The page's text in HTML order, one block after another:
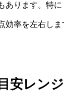
あります。特
効率を左右しま
安レン